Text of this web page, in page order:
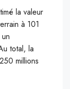
la valeur
à 101
total, la
millions